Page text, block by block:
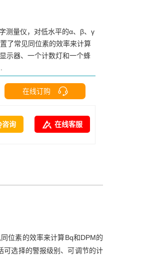
测量仪，对低水平的α、β、γ
了常见同位素的效率来计算
示器、一个计数灯和一个蜂
在线订购
咨询 在线客服
位素的效率来计算Bq和DPM的
可选择的警报级别、可调节的计